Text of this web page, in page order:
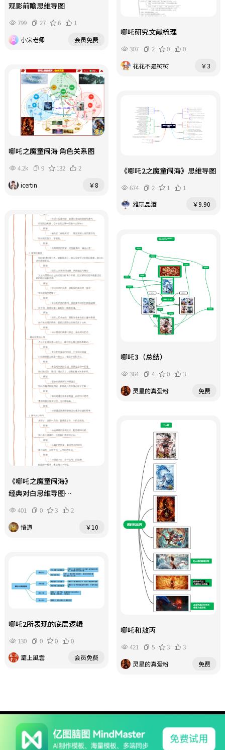
哪吒研究文献梳理
307 2 0
0
花花不是树树
￥3
观影前瞻思维导图
799 27 6
1
小宋老师
会员免费
哪吒之魔童闹海 角色关系图
4.2k 9 132
2
icertin
￥8
《哪吒2之魔童闹海》思维导图
674 2 1
1
雅玩品酒
￥9.90
《哪吒之魔童闹海》
经典对白思维导图
（中英文对照、
401 0 3
2
悟道
￥10
哪吒3（总结）
364 4 0
3
灵星的真爱粉
免费
哪吒和敖丙
421 5 3
3
灵星的真爱粉
免费
哪吒2所表现的底层逻辑
130 0 0
0
灞上風雲
会员免费